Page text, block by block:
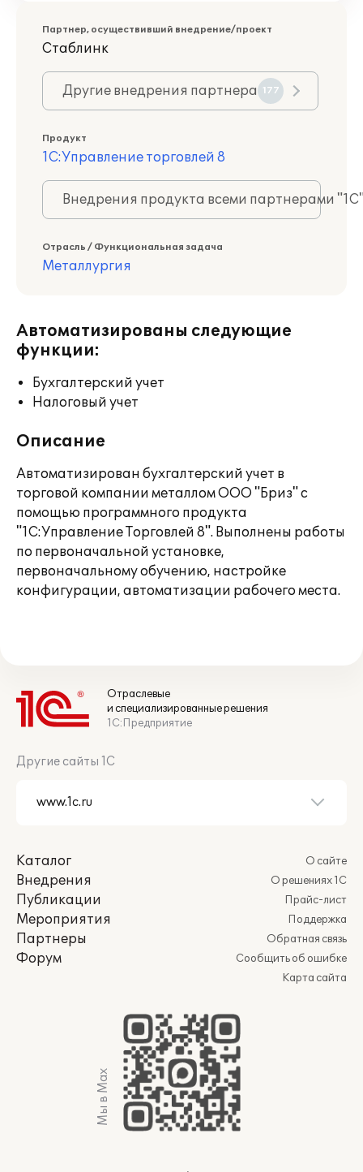
Партнер, осуществивший внедрение/проект
Стаблинк
Другие внедрения партнера 177
Продукт
1С:Управление торговлей 8
Внедрения продукта всеми партнерами
Отрасль / Функциональная задача
Металлургия
Автоматизированы следующие
функции:
Бухгалтерский учет
Налоговый учет
Описание
Автоматизирован бухгалтерский учет в
торговой компании металлом ООО "Бриз" с
помощью программного продукта
"1С:Управление Торговлей 8". Выполнены работы
по первоначальной установке,
первоначальному обучению, настройке
конфигурации, автоматизации рабочего места.
Отраслевые
и специализированные решения
1С:Предприятие
Другие сайты 1С
Каталог
Внедрения
Публикации
Мероприятия
Партнеры
Форум
О сайте
О решениях 1С
Прайс-лист
Поддержка
Обратная связь
Сообщить об ошибке
Карта сайта
Мы в Max